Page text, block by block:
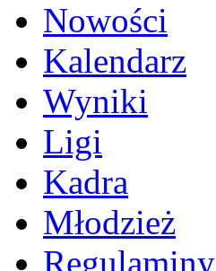
Nowości
Kalendarz
Wyniki
Ligi
Kadra
Młodzież
Regulaminy